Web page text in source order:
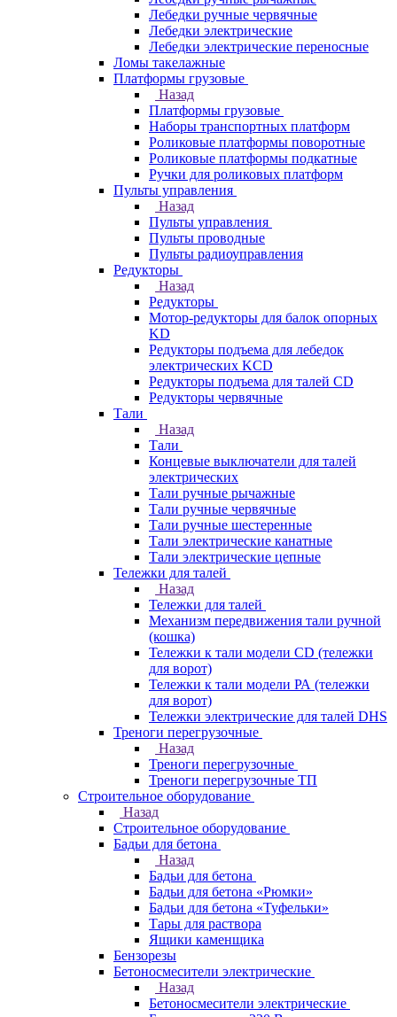
Лебедки ручные червячные
Лебедки электрические
Лебедки электрические переносные
Ломы такелажные
Платформы грузовые
Назад
Платформы грузовые
Наборы транспортных платформ
Роликовые платформы поворотные
Роликовые платформы подкатные
Ручки для роликовых платформ
Пульты управления
Назад
Пульты управления
Пульты проводные
Пульты радиоуправления
Редукторы
Назад
Редукторы
Мотор-редукторы для балок опорных
KD
Редукторы подъема для лебедок
электрических KCD
Редукторы подъема для талей CD
Редукторы червячные
Тали
Назад
Тали
Концевые выключатели для талей
электрических
Тали ручные рычажные
Тали ручные червячные
Тали ручные шестеренные
Тали электрические канатные
Тали электрические цепные
Тележки для талей
Назад
Тележки для талей
Механизм передвижения тали ручной
(кошка)
Тележки к тали модели CD (тележки
для ворот)
Тележки к тали модели РА (тележки
для ворот)
Тележки электрические для талей DHS
Треноги перегрузочные
Назад
Треноги перегрузочные
Треноги перегрузочные ТП
Строительное оборудование
Назад
Строительное оборудование
Бадьи для бетона
Назад
Бадьи для бетона
Бадьи для бетона «Рюмки»
Бадьи для бетона «Туфельки»
Тары для раствора
Ящики каменщика
Бензорезы
Бетоносмесители электрические
Назад
Бетоносмесители электрические